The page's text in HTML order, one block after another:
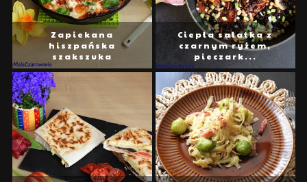
Zapiekana
hiszpańska
szakszuka
Ciepła sałatka z
czarnym ryżem,
pieczark...